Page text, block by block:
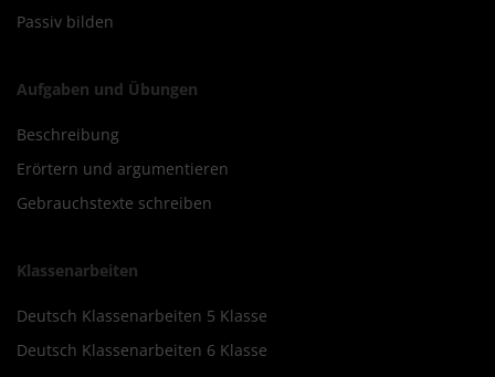
Passiv bilden
Aufgaben und Übungen
Beschreibung
Erörtern und argumentieren
Gebrauchstexte schreiben
Klassenarbeiten
Deutsch Klassenarbeiten 5 Klasse
Deutsch Klassenarbeiten 6 Klasse